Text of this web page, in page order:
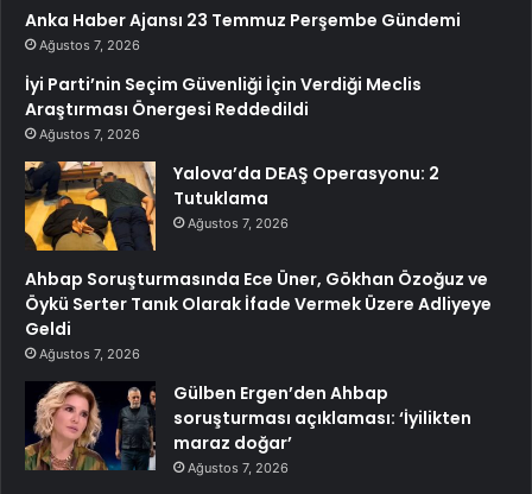
Anka Haber Ajansı 23 Temmuz Perşembe Gündemi
Ağustos 7, 2026
İyi Parti’nin Seçim Güvenliği İçin Verdiği Meclis
Araştırması Önergesi Reddedildi
Ağustos 7, 2026
Yalova’da DEAŞ Operasyonu: 2
Tutuklama
Ağustos 7, 2026
Ahbap Soruşturmasında Ece Üner, Gökhan Özoğuz ve
Öykü Serter Tanık Olarak İfade Vermek Üzere Adliyeye
Geldi
Ağustos 7, 2026
Gülben Ergen’den Ahbap
soruşturması açıklaması: ‘İyilikten
maraz doğar’
Ağustos 7, 2026